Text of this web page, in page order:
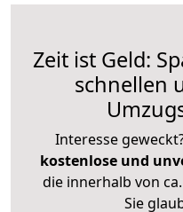
Zeit ist Geld:
schnellen
Interesse
kostenlose und
die innerhalb von
Sie